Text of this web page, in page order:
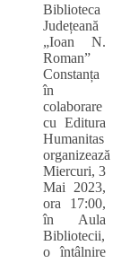
Biblioteca
Județeană
„Ioan N.
Roman”
Constanța
în
colaborare
cu Editura
Humanitas
organizează
Miercuri, 3
Mai 2023,
ora 17:00,
în Aula
Bibliotecii,
o întâlnire